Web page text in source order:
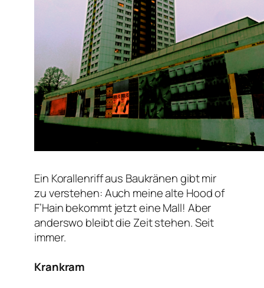
Ein Korallenriff aus Baukränen gibt mir
zu verstehen: Auch meine alte Hood of
F’Hain bekommt jetzt eine Mall! Aber
anderswo bleibt die Zeit stehen. Seit
immer.
Krankram